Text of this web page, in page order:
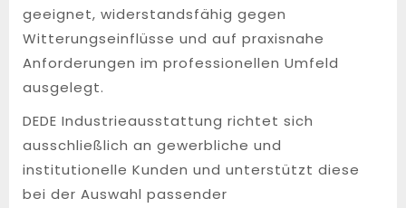
geeignet, widerstandsfähig gegen
Witterungseinflüsse und auf praxisnahe
Anforderungen im professionellen Umfeld
ausgelegt.
DEDE Industrieausstattung richtet sich
ausschließlich an gewerbliche und
institutionelle Kunden und unterstützt diese
bei der Auswahl passender